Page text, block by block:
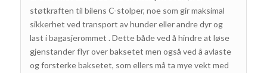
støtkraften til bilens C-stolper, noe som gir maksimal
sikkerhet ved transport av hunder eller andre dyr og
last i bagasjerommet . Dette både ved å hindre at løse
gjenstander flyr over baksetet men også ved å avlaste
og forsterke baksetet, som ellers må ta mye vekt med